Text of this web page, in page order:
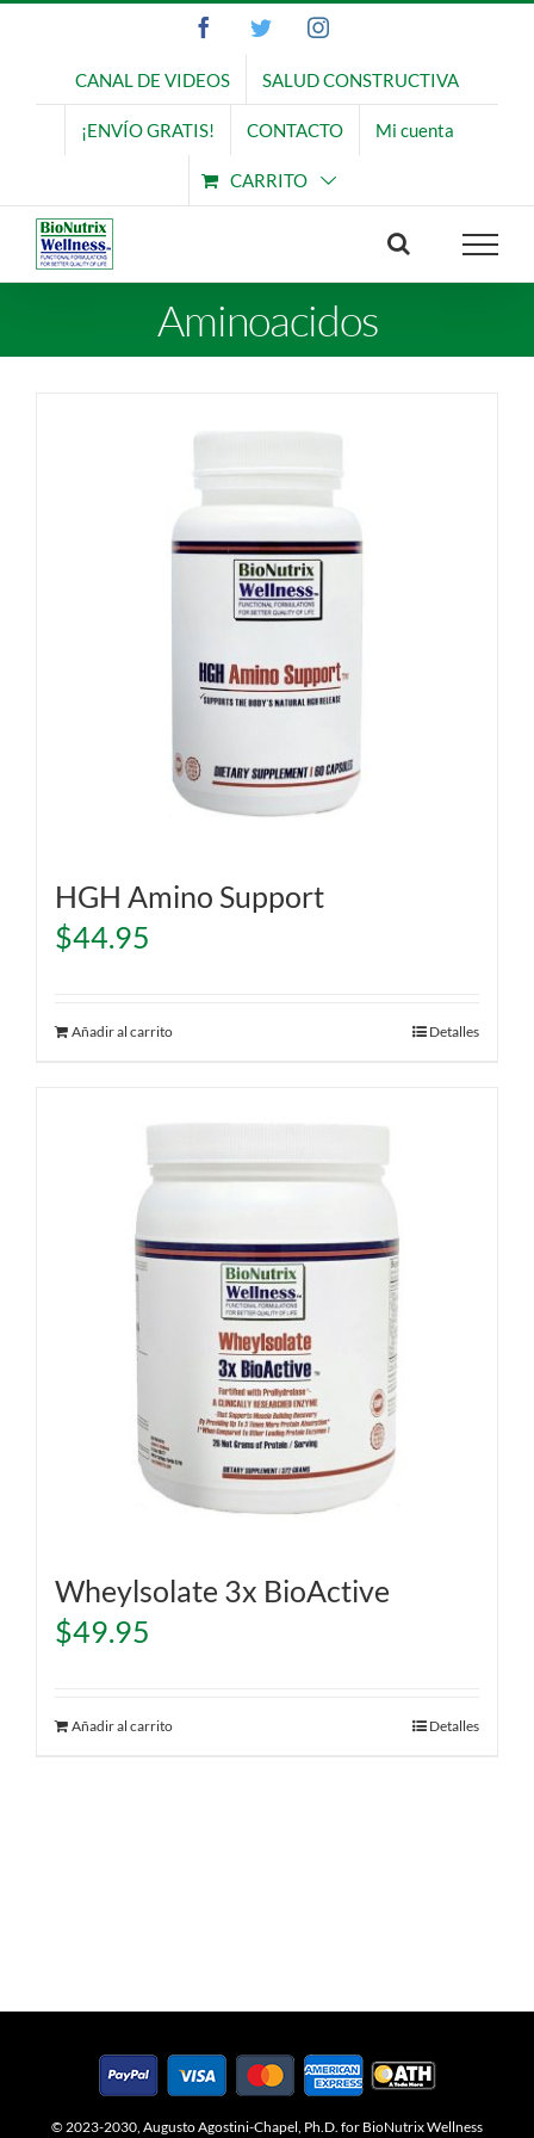
contenido
FacebookTwitterInstagram
CANAL DE VIDEOS SALUD CONSTRUCTIVA
¡ENVÍO GRATIS! CONTACTO Mi cuenta
CARRITO
Aminoacidos
HGH Amino Support
$44.95
Añadir al carrito Detalles
Wheylsolate 3x BioActive
$49.95
Añadir al carrito Detalles
© 2023-2030, Augusto Agostini-Chapel, Ph.D. for BioNutrix Wellness